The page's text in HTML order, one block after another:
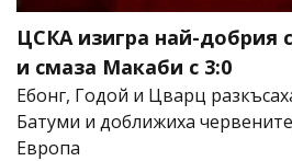
ЦСКА изигра най-добрия
и смаза Макаби с 3:0
Ебонг, Годой и Цварц
Батуми и доближиха
Европа